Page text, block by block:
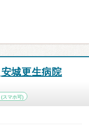
安城更生病院
(スマホ可)